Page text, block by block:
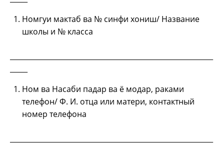
Номгуи мактаб ва № синфи хониш/ Название
школы и № класса
Ном ва Насаби падар ва ё модар, раками
телефон/ Ф. И. отца или матери, контактный
номер телефона